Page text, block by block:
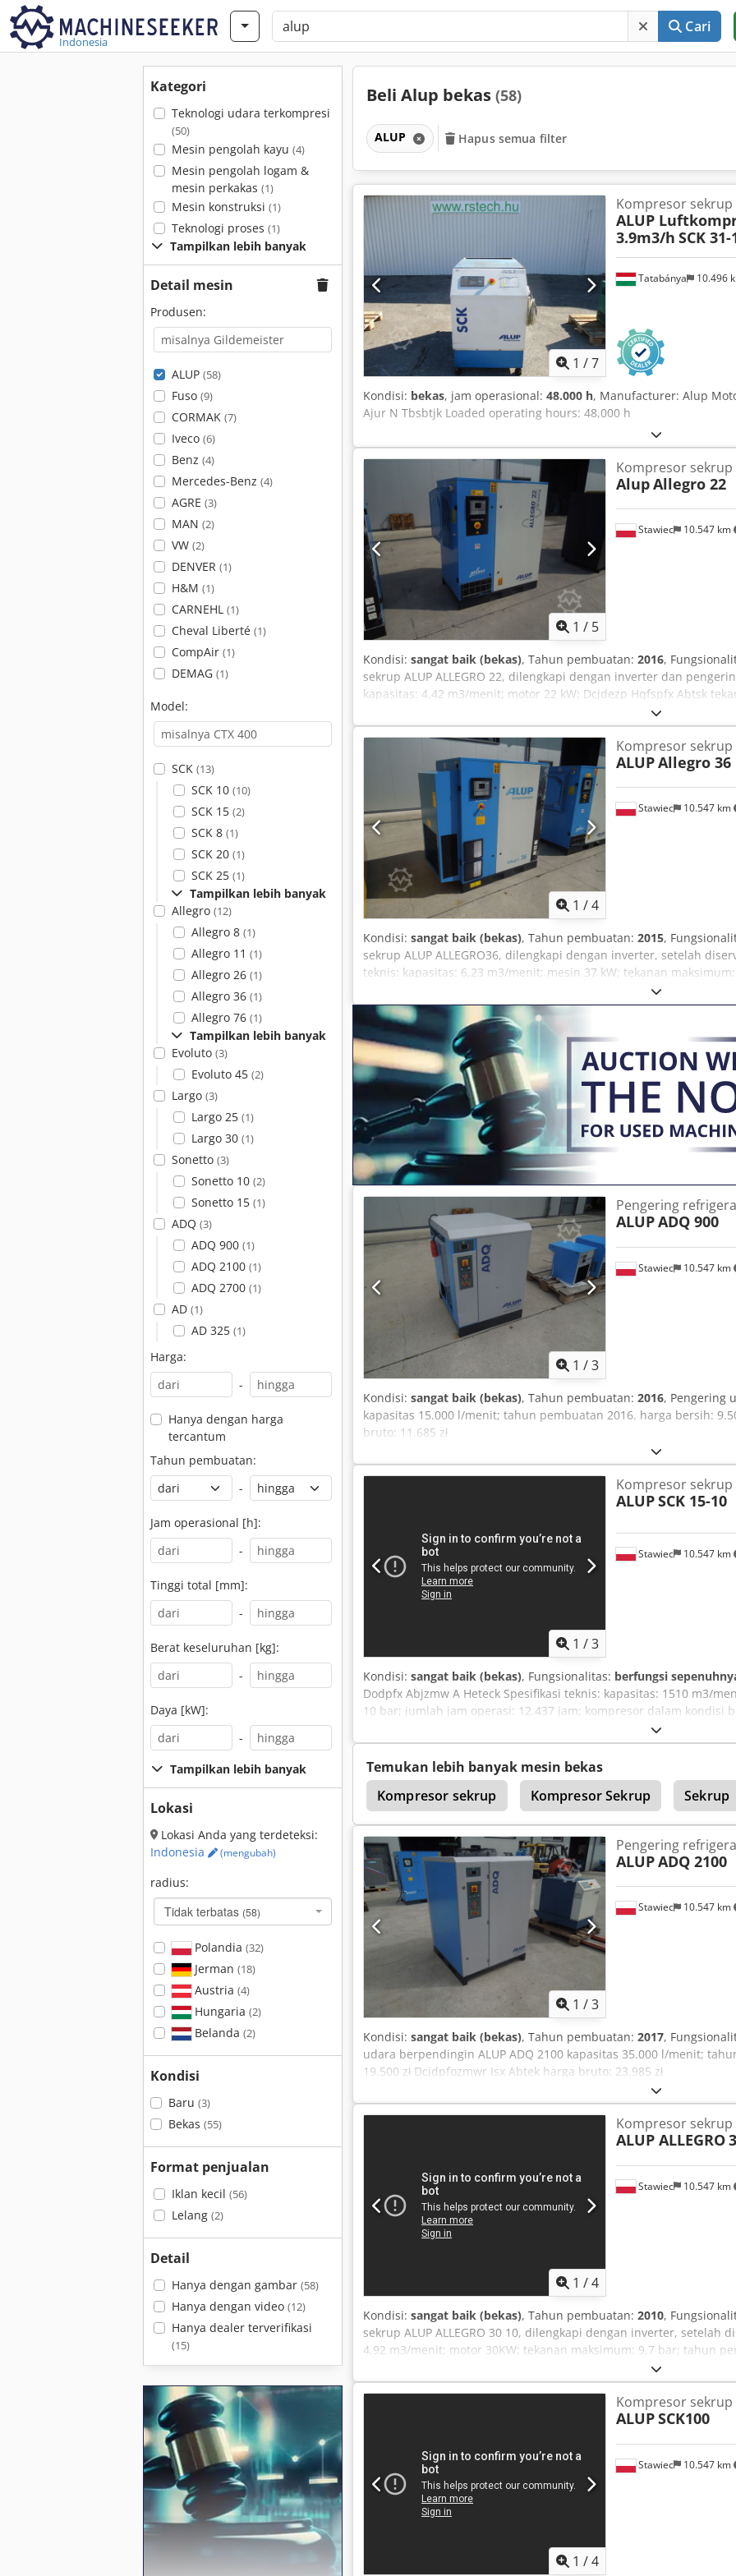
Indonesia
Cari
Kategori
Teknologi udara terkompresi
(50)
Mesin pengolah kayu (4)
Mesin pengolah logam &
mesin perkakas (1)
Mesin konstruksi (1)
Teknologi proses (1)
Tampilkan lebih banyak
Detail mesin
Produsen:
ALUP (58)
Fuso (9)
CORMAK (7)
Iveco (6)
Benz (4)
Mercedes-Benz (4)
AGRE (3)
MAN (2)
VW (2)
DENVER (1)
H&M (1)
CARNEHL (1)
Cheval Liberté (1)
CompAir (1)
DEMAG (1)
Model:
SCK (13)
SCK 10 (10)
SCK 15 (2)
SCK 8 (1)
SCK 20 (1)
SCK 25 (1)
Tampilkan lebih banyak
Allegro (12)
Allegro 8 (1)
Allegro 11 (1)
Allegro 26 (1)
Allegro 36 (1)
Allegro 76 (1)
Tampilkan lebih banyak
Evoluto (3)
Evoluto 45 (2)
Largo (3)
Largo 25 (1)
Largo 30 (1)
Sonetto (3)
Sonetto 10 (2)
Sonetto 15 (1)
ADQ (3)
ADQ 900 (1)
ADQ 2100 (1)
ADQ 2700 (1)
AD (1)
AD 325 (1)
Harga:
-
Hanya dengan harga
tercantum
Tahun pembuatan:
-
Jam operasional [h]:
-
Tinggi total [mm]:
-
Berat keseluruhan [kg]:
-
Daya [kW]:
-
Tampilkan lebih banyak
Lokasi
Lokasi Anda yang terdeteksi:
Indonesia
(mengubah)
radius:
Tidak terbatas (58)
Polandia (32)
Jerman (18)
Austria (4)
Hungaria (2)
Belanda (2)
Kondisi
Baru (3)
Bekas (55)
Format penjualan
Iklan kecil (56)
Lelang (2)
Detail
Hanya dengan gambar (58)
Hanya dengan video (12)
Hanya dealer terverifikasi
(15)
Beli Alup bekas (58)
ALUP Hapus semua filter
1 /7
Tatabánya 10.496
Kompresor sekrup
ALUP
3.9m3/h SCK
Kondisi: bekas, jam operasional: 48.000 h, Manufacturer: Alup
Ajur N Tbsbtjk Loaded operating hours: 48,000 h
1 / 5
Stawiec 10.547 km
Kompresor sekrup
AlupAllegro 22
Kondisi: sangat baik (bekas), Tahun pembuatan: 2016,
sekrup ALUP ALLEGRO 22, dilengkapi dengan inverter dan
kapasitas: 4,42 m3/menit; motor 22 kW; Dcjdezp Hqfspfx Abtsk
pembuatan: 2016; jam operasi: 9147 jam; kompresor dalam
harga bersih: 16.500 zł; harga bruto: 20.295 zł.
1 /4
Stawiec 10.547 km
Kompresor sekrup
ALUPAllegro 36
Kondisi: sangat baik (bekas), Tahun pembuatan: 2015,
sekrup ALUP ALLEGRO36, dilengkapi dengan inverter, setelah
teknis: kapasitas: 6,23 m3/menit; mesin 37 kW; tekanan
jam; kompresor dalam kondisi berfungsi penuh, dengan garansi.
26.445 zł Tautan ke video dapat dilihat di bawah ini.
1 /3
Stawiec 10.547 km
Pengering
ALUPADQ 900
Kondisi: sangat baik (bekas), Tahun pembuatan: 2016, Pengering
kapasitas 15.000 l/menit; tahun pembuatan 2016. harga bersih:
bruto: 11.685 zł
1 /3
Stawiec 10.547 km
Kompresor sekrup
ALUPSCK 15-10
Kondisi: sangat baik (bekas), Fungsionalitas: berfungsi
Dodpfx Abjzmw A Heteck Spesifikasi teknis: kapasitas: 1510 m3/
10 bar; jumlah jam operasi: 12.437 jam; kompresor dalam kondisi
Temukan lebih banyak mesin bekas
Kompresor sekrup
Kompresor Sekrup Sekrup
1 /3
Stawiec 10.547 km
Pengering
ALUPADQ 2100
Kondisi: sangat baik (bekas), Tahun pembuatan: 2017,
udara berpendingin ALUP ADQ 2100 kapasitas 35.000 l/menit;
19.500 zł Dcjdpfozmwr Isx Abtek harga bruto: 23.985 zł
1 /4
Stawiec 10.547 km
Kompresor sekrup
ALUP ALLEGRO
Kondisi: sangat baik (bekas), Tahun pembuatan: 2010,
sekrup ALUP ALLEGRO 30 10, dilengkapi dengan inverter, setelah
4,92 m3/menit; motor 30KW; tekanan maksimum: 9,7 bar; tahun
kompresor dalam kondisi berfungsi penuh, dengan garansi. harga
Berikut adalah tautan ke video. Dodezmuwbepfx Abtjck
1 /4
Stawiec 10.547 km
Kompresor sekrup
ALUPSCK100